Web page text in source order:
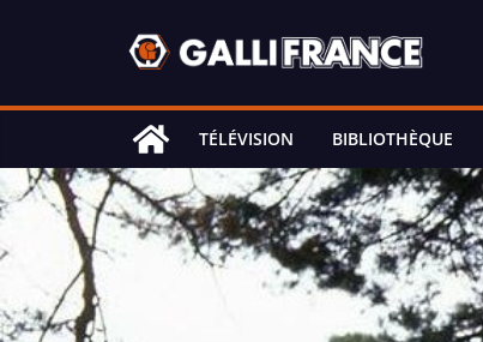
TÉLÉVISION BIBLIOTHÈQUE